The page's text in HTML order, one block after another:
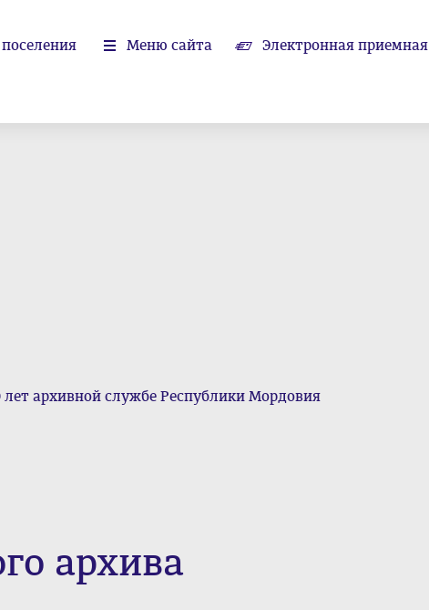
Меню сайта Электронная приемная
лет архивной службе Республики Мордовия
архива